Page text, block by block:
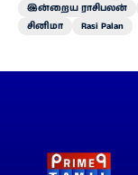
இன்றைய ராசிபலன்
சினிமா
Rasi Palan